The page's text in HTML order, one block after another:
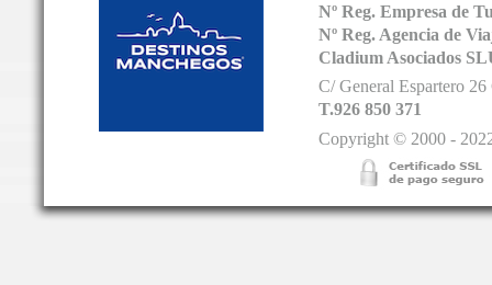
Nº Reg. Empresa de
Nº Reg. Agencia de
Cladium Asociados
C/ General Espartero
T.926 850 371
Copyright © 2000 -